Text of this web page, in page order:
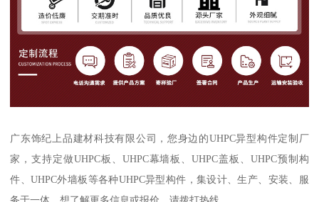
广东饰纪上品建材科技有限公司，您身边的UHPC异型构件定制厂
家，支持定做UHPC板、UHPC幕墙板、UHPC盖板、UHPC预制构
件、UHPC外墙板等各种UHPC异型构件，集设计、生产、安装、服
务于一体，想了解更多信息或报价，请拨打热线。